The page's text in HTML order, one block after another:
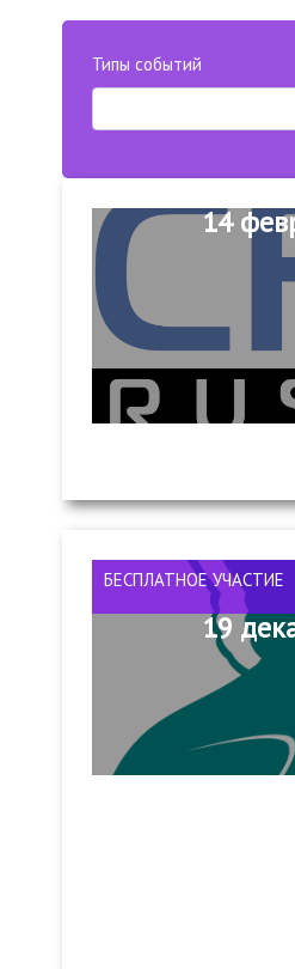
Типы событий
14
БЕСПЛАТНОЕ УЧАСТИЕ
19